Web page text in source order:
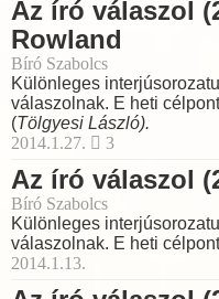
Az író válaszol
Rowland
Bíró Szabolcs
Különleges
válaszolnak. E heti
(Tölgyesi László).
2014.1.27.
3
Az író válaszol
Bíró Szabolcs
Különleges
válaszolnak. E heti
2014.1.13.